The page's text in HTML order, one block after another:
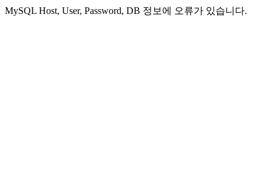
MySQL Host, User, Password, DB 정보에 오류가 있습니다.